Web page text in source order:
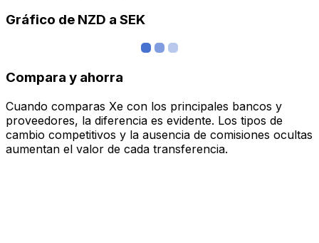
Gráfico de NZD a SEK
Compara y ahorra
Cuando comparas Xe con los principales bancos y
proveedores, la diferencia es evidente. Los tipos de
cambio competitivos y la ausencia de comisiones ocultas
aumentan el valor de cada transferencia.